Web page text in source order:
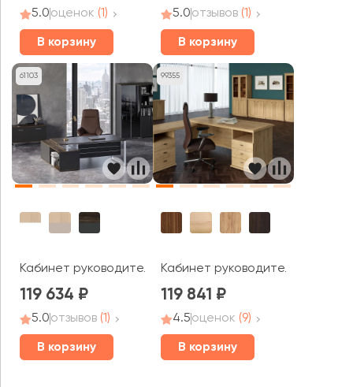
5.0оценок (1)
В корзину
5.0отзывов (1)
В корзину
61103
Кабинет руководителя Шифт / Shift
119 634
5.0отзывов (1)
В корзину
99355
Кабинет руководителя Раут /
119 841
4.5оценок (9)
В корзину